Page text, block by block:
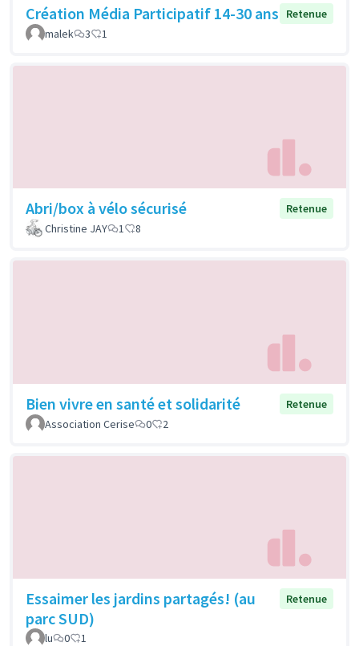
Création Média Participatif 14-30 ans
Retenue
malek
3 1
Abri/box à vélo sécurisé
Retenue
Christine JAY
1 8
Bien vivre en santé et solidarité
Retenue
Association Cerise
0 2
Essaimer les jardins partagés! (au
parc SUD)
Retenue
lu 0 1